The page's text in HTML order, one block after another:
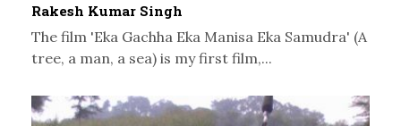
Rakesh Kumar Singh
The film 'Eka Gachha Eka Manisa Eka Samudra' (A
tree, a man, a sea) is my first film,...